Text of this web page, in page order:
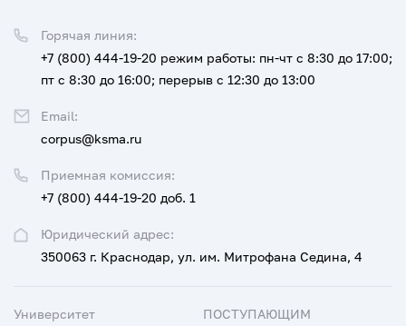
Юридический адрес:
350063 г. Краснодар, ул. им. Митрофана Седина, 4
Приемная комиссия:
+7 (800) 444-19-20 доб. 1
Горячая линия:
+7 (800) 444-19-20 режим работы: пн-чт с 8:30 до 17:00;
пт с 8:30 до 16:00; перерыв с 12:30 до 13:00
Email:
corpus@ksma.ru
Университет ПОСТУПАЮЩИМ